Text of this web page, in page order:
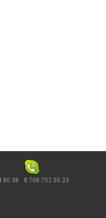
80 38 8 708 752 55 23